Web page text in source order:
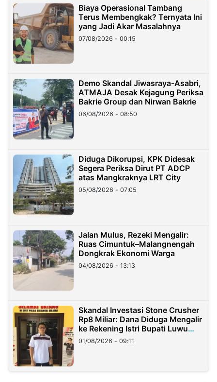
Biaya Operasional Tambang
Terus Membengkak? Ternyata Ini
yang Jadi Akar Masalahnya
07/08/2026 - 00:15
Demo Skandal Jiwasraya-Asabri,
ATMAJA Desak Kejagung Periksa
Bakrie Group dan Nirwan Bakrie
06/08/2026 - 08:50
Diduga Dikorupsi, KPK Didesak
Segera Periksa Dirut PT ADCP
atas Mangkraknya LRT City
05/08/2026 - 07:05
Jalan Mulus, Rezeki Mengalir:
Ruas Cimuntuk–Malangnengah
Dongkrak Ekonomi Warga
04/08/2026 - 13:13
Skandal Investasi Stone Crusher
Rp8 Miliar: Dana Diduga Mengalir
ke Rekening Istri Bupati Luwu
Timur
01/08/2026 - 09:11